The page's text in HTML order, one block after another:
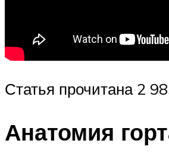
Статья прочитана 2
Анатомия